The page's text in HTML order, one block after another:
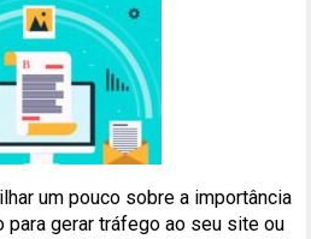
um pouco sobre a importância
para gerar tráfego ao seu site ou